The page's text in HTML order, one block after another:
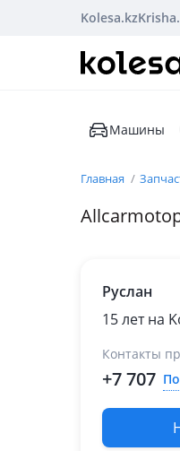
Kolesa.kz
Машины
Главная
Руслан
15 лет на
Контакты
+7 707